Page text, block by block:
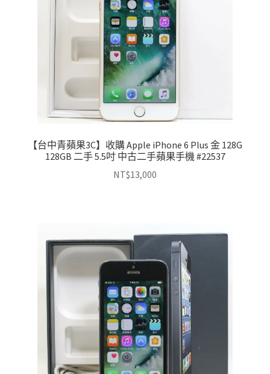
【台中青蘋果3C】收購 Apple iPhone 6 Plus 金 128G
128GB 二手 5.5吋 中古二手蘋果手機 #22537
NT$13,000